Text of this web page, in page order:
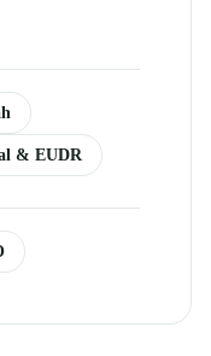
& EUDR